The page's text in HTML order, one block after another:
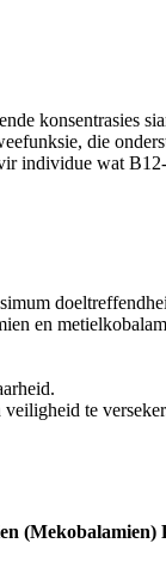
konsentrasies
die
individue wat
en
te
(Mekobalamien)